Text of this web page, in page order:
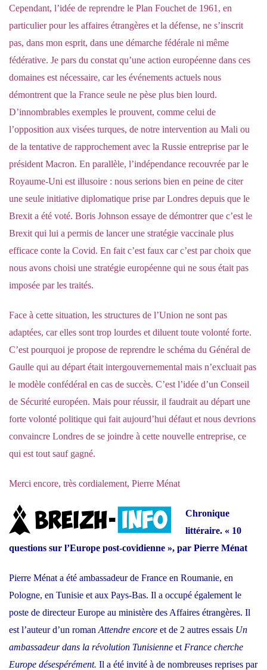
Cependant, l’idée de reprendre le Plan Fouchet de 1961, en
particulier pour les affaires étrangères et la défense, ne s’inscrit
pas, dans mon esprit, dans une démarche fédérale ni même
fédérative. Je pars du constat qu’une action européenne dans ces
domaines est nécessaire, car les événements actuels nous
démontrent que la France seule ne pèse plus bien lourd.
D’innombrables exemples le prouvent, comme celui de
l’opposition aux visées turques, de notre intervention au Mali ou
de la tentative de rapprochement avec la Russie entreprise par le
président Macron. En parallèle, l’indépendance recouvrée par le
Royaume-Uni est illusoire : nous serions bien en peine de citer
une seule initiative diplomatique prise par Londres depuis que le
Brexit a été voté. Boris Johnson essaye de démontrer que c’est le
Brexit qui lui a permis de lancer une stratégie vaccinale plus
efficace conte la Covid. En fait c’est faux car c’est par choix que
nous avons choisi une stratégie européenne qui ne sous était pas
imposée par les traités.
Face à cette situation, les structures de l’Union ne sont pas
adaptées, car elles sont trop lourdes et diluent toute volonté forte.
C’est pourquoi je propose de reprendre le schéma du Général de
Gaulle qui au départ était intergouvernemental mais n’excluait pas
le modèle confédéral en cas de succès. C’est l’idée d’un Conseil
de Sécurité européen. Mais pour réussir, il faudrait au départ une
forte volonté politique qui fait aujourd’hui défaut et nous devrions
convaincre Londres de se joindre à cette nouvelle entreprise, ce
qui est tout sauf gagné.
Merci encore, très cordialement, Pierre Ménat
Chronique
littéraire. « 10
questions sur l’Europe post-covidienne », par Pierre Ménat
Pierre Ménat a été ambassadeur de France en Roumanie, en
Pologne, en Tunisie et aux Pays-Bas. Il a occupé également le
poste de directeur Europe au ministère des Affaires étrangères. Il
est l’auteur d’un roman Attendre encore et de 2 autres essais Un
ambassadeur dans la révolution Tunisienne et France cherche
Europe désespérément. Il a été invité à de nombreuses reprises par